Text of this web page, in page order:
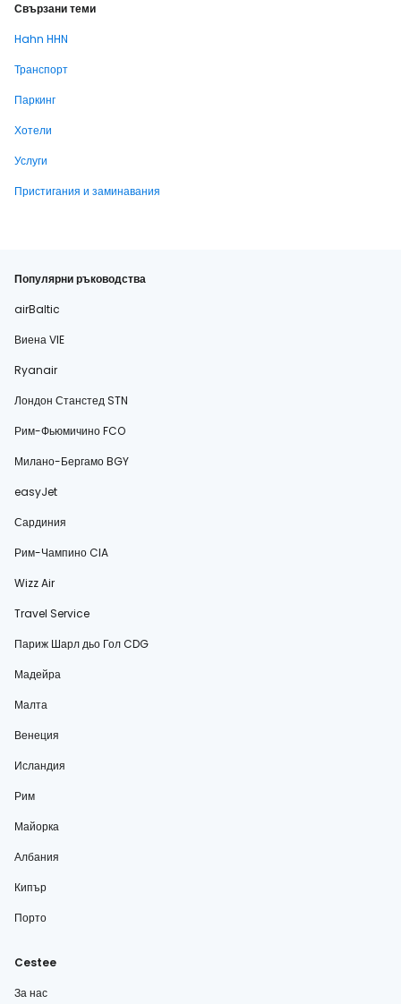
Свързани теми
Hahn HHN
Транспорт
Паркинг
Хотели
Услуги
Пристигания и заминавания
Популярни ръководства
airBaltic
Виена VIE
Ryanair
Лондон Станстед STN
Рим-Фьюмичино FCO
Милано-Бергамо BGY
easyJet
Сардиния
Рим-Чампино CIA
Wizz Air
Travel Service
Париж Шарл дьо Гол CDG
Мадейра
Малта
Венеция
Исландия
Рим
Майорка
Албания
Кипър
Порто
Cestee
За нас